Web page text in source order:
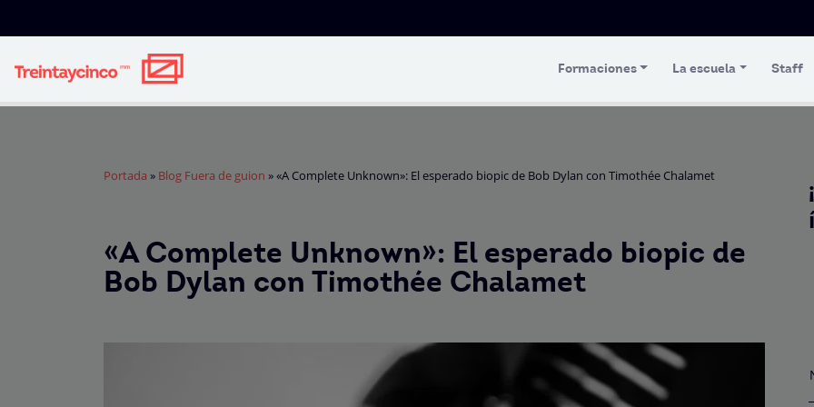
Formaciones La escuela Staff
Portada » Blog Fuera de guion »«A Complete Unknown»: El esperado biopic de Bob Dylan con Timothée Chalamet
«A Complete Unknown»: El esperado biopic de
Bob Dylan con Timothée Chalamet